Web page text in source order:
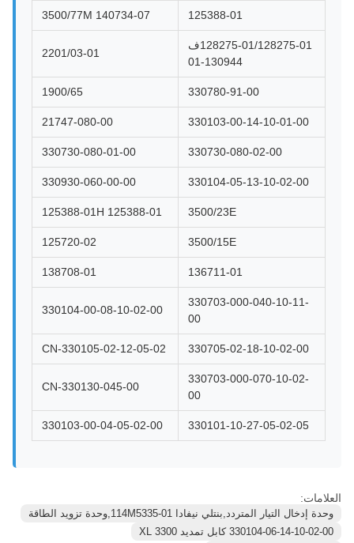
125388-01
3500/77M 140734-07
128275-01/128275-01ف
130944-01
2201/03-01
330780-91-00
1900/65
330103-00-14-10-01-00
21747-080-00
330730-080-02-00
330730-080-01-00
330104-05-13-10-02-00
330930-060-00-00
3500/23E
125388-01H 125388-01
3500/15E
125720-02
136711-01
138708-01
330703-000-040-10-11-
00
330104-00-08-10-02-00
330705-02-18-10-02-00
330105-02-12-05-02-CN
330703-000-070-10-02-
00
330130-045-00-CN
330101-10-27-05-02-05
330103-00-04-05-02-00
العلامات:
وحدة إدخال التيار المتردد,بنتلي نيفادا 114M5335-01,وحدة تزويد الطاقة
330104-06-14-10-02-00 كابل تمديد 3300 XL